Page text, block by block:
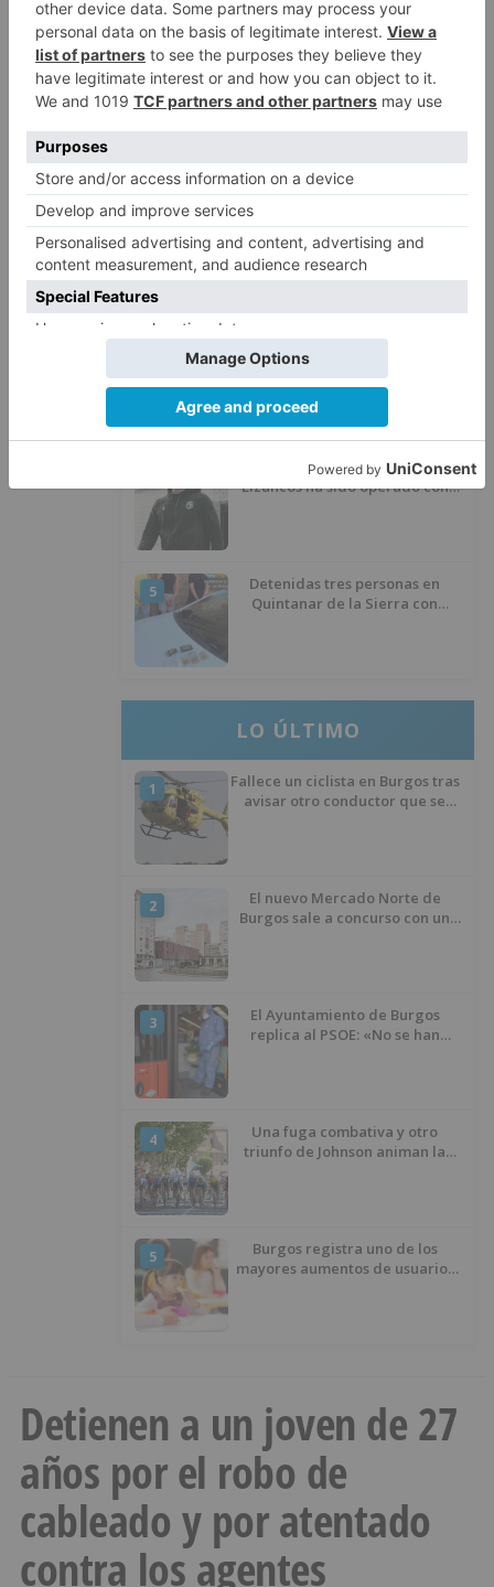
LO + VISTO
Detienen a un joven de 27 años
por el robo de cableado y por
2
Calor y posibles tormentas en
Burgos durante el eclipse del 12
de agosto
Santiago Lencina, nuevo
refuerzo del Burgos CF para la
temporada 2026/27
El Burgos CF anuncia que Álex
Lizancos ha sido operado con
5
Detenidas tres personas en
Quintanar de la Sierra con
LO ÚLTIMO
1
Fallece un ciclista en Burgos tras
avisar otro conductor que se
2
El nuevo Mercado Norte de
Burgos sale a concurso con un
3
El Ayuntamiento de Burgos
replica al PSOE: «No se han
4
Una fuga combativa y otro
triunfo de Johnson animan la
5
Burgos registra uno de los
mayores aumentos de usuarios
Detienen a un joven de 27
años por el robo de
cableado y por atentado
contra los agentes